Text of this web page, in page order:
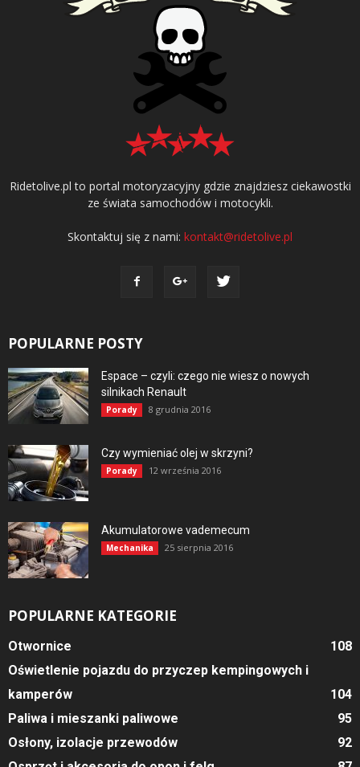
Ridetolive.pl to portal motoryzacyjny gdzie znajdziesz ciekawostki
ze świata samochodów i motocykli.
Skontaktuj się z nami: kontakt@ridetolive.pl
POPULARNE POSTY
Espace – czyli: czego nie wiesz o nowych
silnikach Renault
Porady 8 grudnia 2016
Czy wymieniać olej w skrzyni?
Porady 12 września 2016
Akumulatorowe vademecum
Mechanika 25 sierpnia 2016
POPULARNE KATEGORIE
Otwornice
108
Oświetlenie pojazdu do przyczep kempingowych i
kamperów
104
Paliwa i mieszanki paliwowe
95
Osłony, izolacje przewodów
92